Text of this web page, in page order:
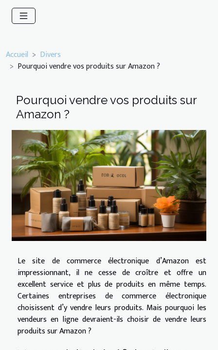
Accueil
Divers
Pourquoi vendre vos produits sur Amazon ?
Pourquoi vendre vos produits sur
Amazon ?
Le site de commerce électronique d’Amazon est
impressionnant, il ne cesse de croître et offre un
excellent service et plus de produits en même temps.
Certaines entreprises de commerce électronique
choisissent d’y vendre leurs produits. Mais pourquoi les
vendeurs en ligne devraient-ils choisir de vendre leurs
produits sur Amazon ?